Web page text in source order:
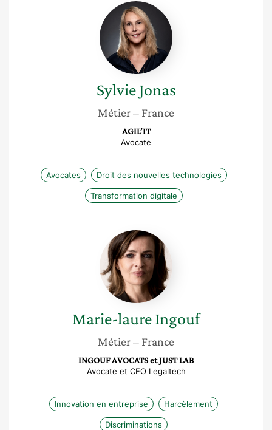
Sylvie
Jonas
Sylvie Jonas
Métier– France
AGIL’IT
Avocate
Avocates Droit des nouvelles technologies
Transformation digitale
Marie-
laure
Ingouf
Marie-laureIngouf
Métier– France
INGOUF AVOCATS et JUST LAB
Avocate et CEO Legaltech
Innovation en entreprise Harcèlement
Discriminations